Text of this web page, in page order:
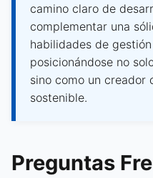
camino claro de
complementar una
habilidades de
posicionándose no
sino como un creador
sostenible.
Preguntas